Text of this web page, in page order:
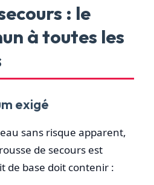
: le
à toutes les
exigé
sans risque apparent,
de secours est
de base doit contenir :